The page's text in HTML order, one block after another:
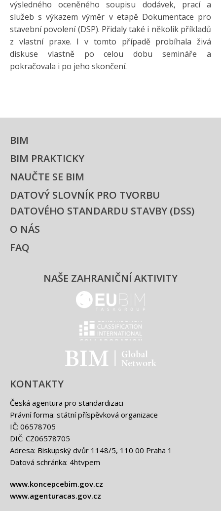
výsledného oceněného soupisu dodávek, prací a
služeb s výkazem výměr v etapě Dokumentace pro
stavební povolení (DSP). Přidaly také i několik příkladů
z vlastní praxe. I v tomto případě probíhala živá
diskuse vlastně po celou dobu semináře a
pokračovala i po jeho skončení.
KONTAKTY
Česká agentura pro standardizaci
Právní forma: státní příspěvková organizace
IČ: 06578705
DIČ: CZ06578705
Adresa: Biskupský dvůr 1148/5, 110 00 Praha 1
Datová schránka: 4htvpem
www.koncepcebim.gov.cz
www.agenturacas.gov.cz
BIM
BIM PRAKTICKY
NAUČTE SE BIM
DATOVÝ SLOVNÍK PRO TVORBU
DATOVÉHO STANDARDU STAVBY (DSS)
O NÁS
FAQ
NAŠE ZAHRANIČNÍ AKTIVITY
EUBIM - logo
Classification international -
BIM - logo